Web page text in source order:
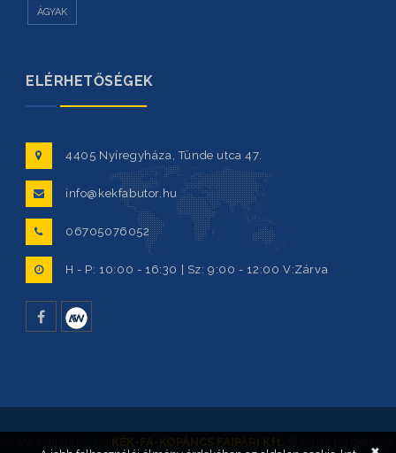
ÁGYAK
ELÉRHETŐSÉGEK
4405 Nyíregyháza, Tünde utca 47.
info@kekfabutor.hu
06705076052
H - P: 10:00 - 16:30 | Sz: 9:00 - 12:00 V:Zárva
KÉK-FA-KOPÁNCS FAIPARI Kft.